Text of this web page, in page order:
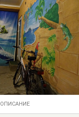
ОПИСАНИЕ